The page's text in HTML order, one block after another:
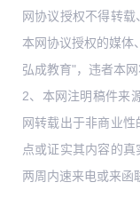
网协议授权不得转
本网协议授权的媒体
弘成教育"，违者本网
2、本网注明稿件来
网转载出于非商业
点或证实其内容的
两周内速来电或来函